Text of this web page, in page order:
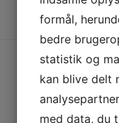
formål,
bedre
statistik og
kan blive delt
med data, du